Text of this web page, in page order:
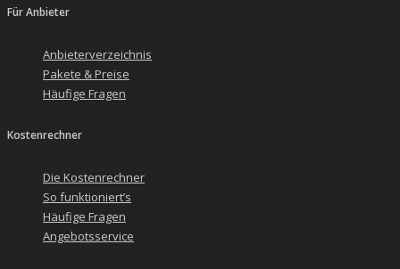
Für Anbieter
Anbieterverzeichnis
Pakete & Preise
Häufige Fragen
Kostenrechner
Die Kostenrechner
So funktioniert’s
Häufige Fragen
Angebotsservice